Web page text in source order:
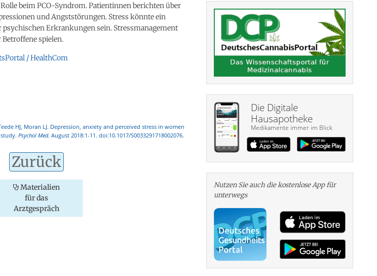
beim PCO-Syndrom. Patientinnen berichten über
und Angststörungen. Stress könnte ein
Erkrankungen sein. Stressmanagement
spielen.
/ HealthCom
HJ, Moran LJ. Depression, anxiety and perceived stress in women
Psychol Med. August 2018:1-11. doi:10.1017/S0033291718002076.
Zurück
Materialien
für das
Arztgespräch
Die Digitale
Hausapotheke
Medikamente immer im Blick
Nutzen Sie auch die kosten­lose App für
unterwegs